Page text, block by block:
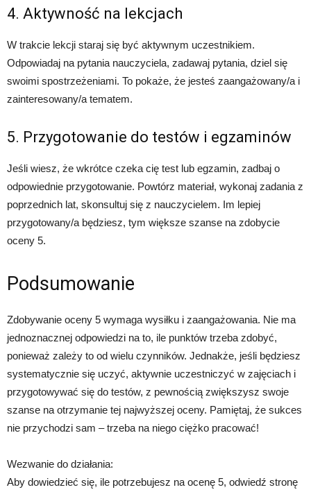
4. Aktywność na lekcjach
W trakcie lekcji staraj się być aktywnym uczestnikiem.
Odpowiadaj na pytania nauczyciela, zadawaj pytania, dziel się
swoimi spostrzeżeniami. To pokaże, że jesteś zaangażowany/a i
zainteresowany/a tematem.
5. Przygotowanie do testów i egzaminów
Jeśli wiesz, że wkrótce czeka cię test lub egzamin, zadbaj o
odpowiednie przygotowanie. Powtórz materiał, wykonaj zadania z
poprzednich lat, skonsultuj się z nauczycielem. Im lepiej
przygotowany/a będziesz, tym większe szanse na zdobycie
oceny 5.
Podsumowanie
Zdobywanie oceny 5 wymaga wysiłku i zaangażowania. Nie ma
jednoznacznej odpowiedzi na to, ile punktów trzeba zdobyć,
ponieważ zależy to od wielu czynników. Jednakże, jeśli będziesz
systematycznie się uczyć, aktywnie uczestniczyć w zajęciach i
przygotowywać się do testów, z pewnością zwiększysz swoje
szanse na otrzymanie tej najwyższej oceny. Pamiętaj, że sukces
nie przychodzi sam – trzeba na niego ciężko pracować!
Wezwanie do działania:
Aby dowiedzieć się, ile potrzebujesz na ocenę 5, odwiedź stronę